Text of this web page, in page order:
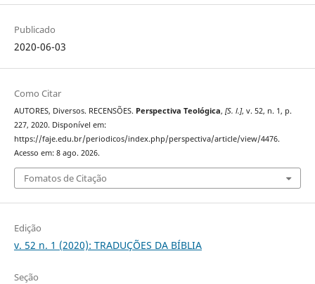
Publicado
2020-06-03
Como Citar
AUTORES, Diversos. RECENSÕES. Perspectiva Teológica, [S. l.], v. 52, n. 1, p.
227, 2020. Disponível em:
https://faje.edu.br/periodicos/index.php/perspectiva/article/view/4476.
Acesso em: 8 ago. 2026.
Fomatos de Citação
Edição
v. 52 n. 1 (2020): TRADUÇÕES DA BÍBLIA
Seção